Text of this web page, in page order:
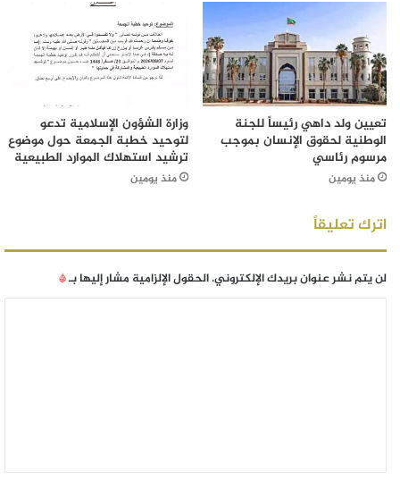
تعيين ولد داهي رئيساً للجنة
الوطنية لحقوق الإنسان بموجب
مرسوم رئاسي
منذ يومين
وزارة الشؤون الإسلامية تدعو
لتوحيد خطبة الجمعة حول موضوع
ترشيد استهلاك الموارد الطبيعية
منذ يومين
اترك تعليقاً
لن يتم نشر عنوان بريدك الإلكتروني.الحقول الإلزامية مشار إليها بـ*